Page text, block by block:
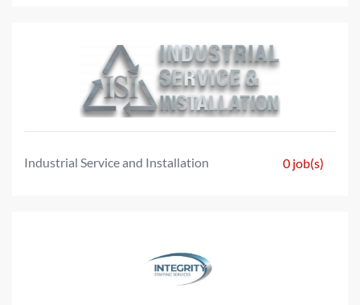
Industrial Service and Installation 0 job(s)